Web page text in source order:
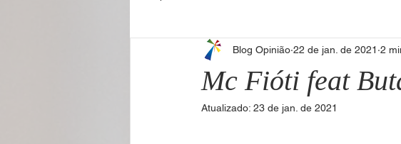
Sistema Nacional de Cultura Educação
Allan Magalhães - Coluna Exordial
Mc Fióti feat
Blog Opinião 22 de jan. de 2021 2
Atualizado: 23 de jan. de 2021